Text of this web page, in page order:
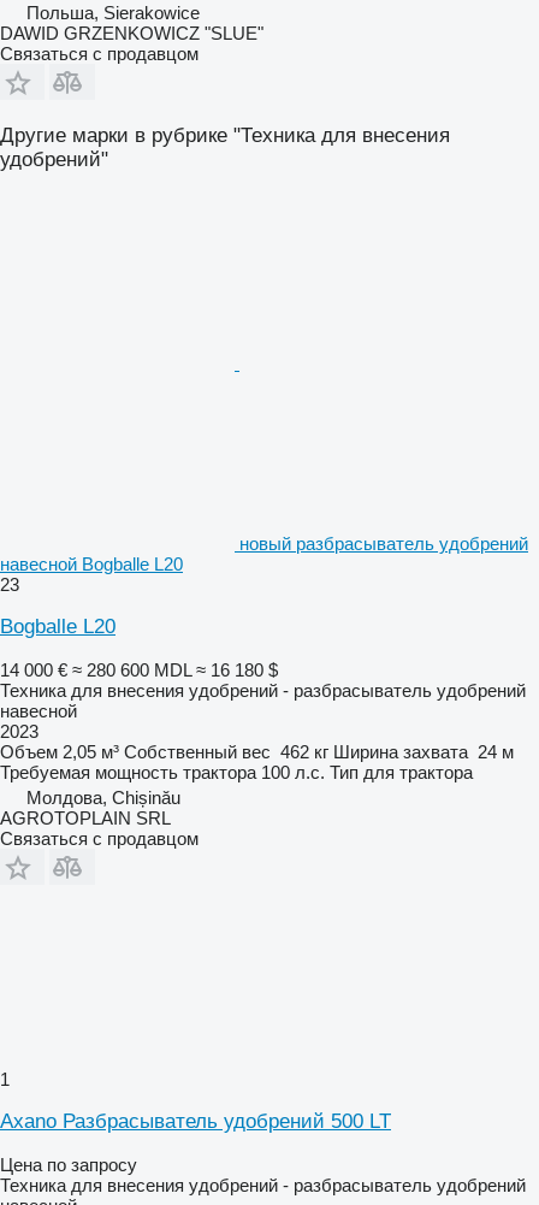
Польша, Sierakowice
DAWID GRZENKOWICZ "SLUE"
Связаться с продавцом
Другие марки в рубрике "Техника для внесения
удобрений"
новый разбрасыватель удобрений
навесной Bogballe L20
23
Bogballe L20
14 000 € ≈ 280 600 MDL ≈ 16 180 $
Техника для внесения удобрений - разбрасыватель удобрений
навесной
2023
Объем 2,05 м³ Собственный вес 462 кг Ширина захвата 24 м
Требуемая мощность трактора 100 л.с. Тип для трактора
Молдова, Chișinău
AGROTOPLAIN SRL
Связаться с продавцом
1
Axano Разбрасыватель удобрений 500 LT
Цена по запросу
Техника для внесения удобрений - разбрасыватель удобрений